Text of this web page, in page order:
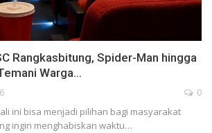
Rangkasbitung, Spider-Man hingga
Warga…
0
ini bisa menjadi pilihan bagi masyarakat
ingin menghabiskan waktu…